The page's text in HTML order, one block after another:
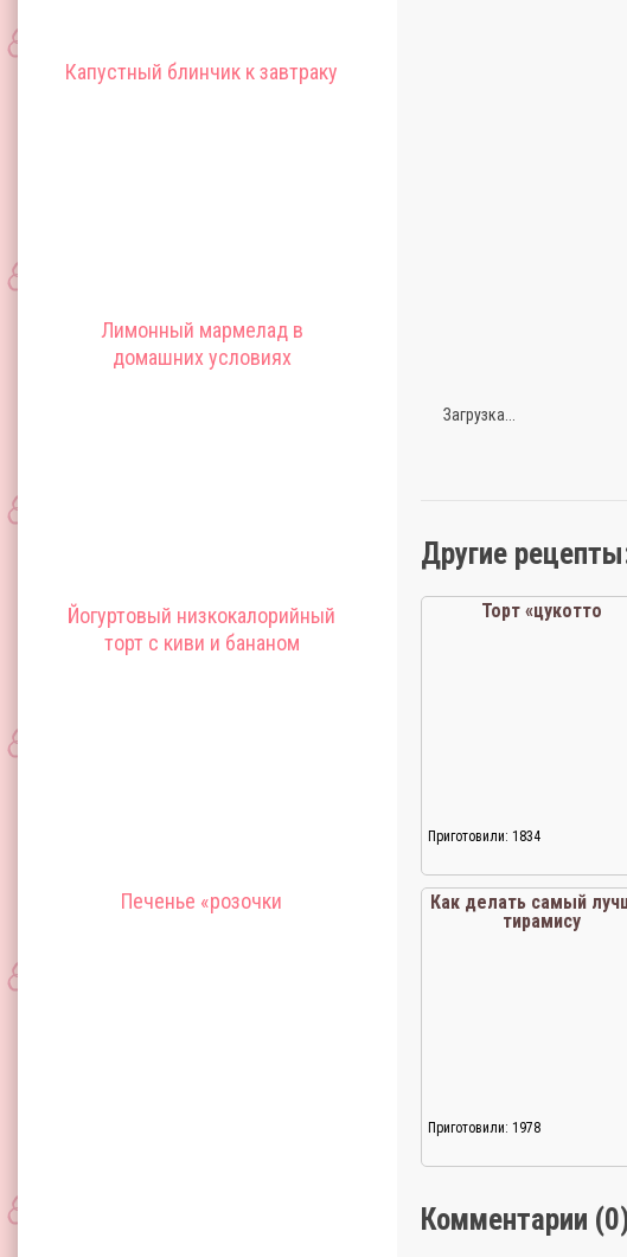
Капустный блинчик к завтраку
Лимонный мармелад в
домашних условиях
Йогуртовый низкокалорийный
торт с киви и бананом
Печенье «розочки
Загрузка...
Другие
Торт «цукотто
Приготовили: 1834
Как делать самый
тирамису
Приготовили: 1978
Комментарии